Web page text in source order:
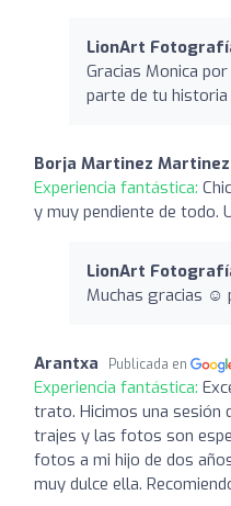
LionArt
Gracias Monica
parte de tu historia
Borja Martinez Martinez
Experiencia fantástica:
y muy pendiente de todo.
LionArt
Muchas gracias ☺️
Arantxa Publicada en
Experiencia fantástica:
trato. Hicimos una sesión
trajes y las fotos son
fotos a mi hijo de dos
muy dulce ella.